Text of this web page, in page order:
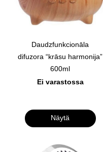
Daudzfunkcionāla
difuzora “krāsu harmonija”
600ml
Ei varastossa
Näytä